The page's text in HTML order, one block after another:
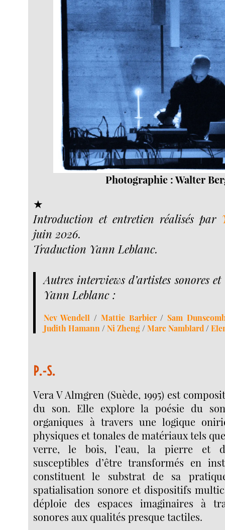
Photographie : Walter
★
Introduction et entretien réalisés par
juin 2026.
Traduction Yann Leblanc.
Autres interviews d’artistes sonores
Yann Leblanc :
Nev Wendell / Mattie Barbier/Sam
Judith Hamann /Ni Zheng /Marc Namblard/
P.-S.
Vera V Almgren (Suède, 1995) est
du son. Elle explore la poésie du
organiques à travers une logique
physiques et tonales de matériaux tels
verre, le bois, l’eau, la pierre et
susceptibles d’être transformés en
constituent le substrat de sa
spatialisation sonore et dispositifs
déploie des espaces imaginaires à
sonores aux qualités presque tactiles.